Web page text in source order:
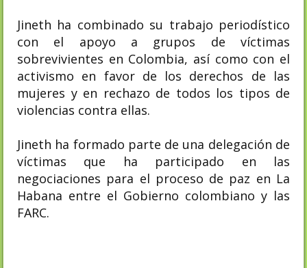
Jineth ha combinado su trabajo periodístico
con el apoyo a grupos de víctimas
sobrevivientes en Colombia, así como con el
activismo en favor de los derechos de las
mujeres y en rechazo de todos los tipos de
violencias contra ellas.
Jineth ha formado parte de una delegación de
víctimas que ha participado en las
negociaciones para el proceso de paz en La
Habana entre el Gobierno colombiano y las
FARC.